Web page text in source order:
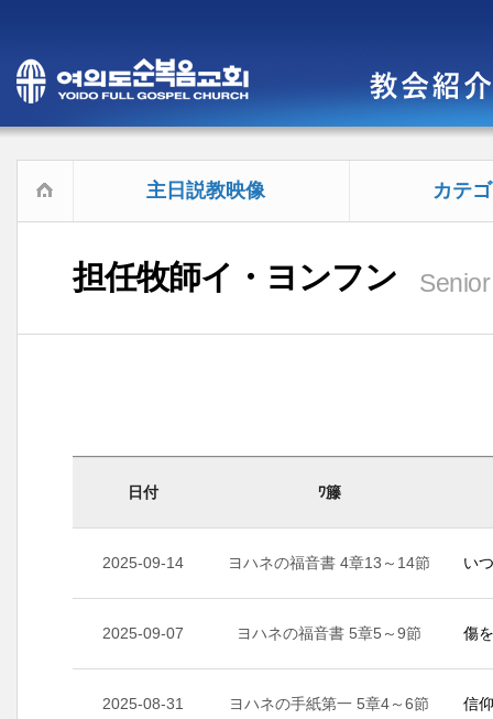
主日説教映像 カテ
担任牧師イ・ヨンフン
日付 ﾜ籐
2025-09-14 ヨハネの福音書 4章13～14節 い
2025-09-07 ヨハネの福音書 5章5～9節 傷
2025-08-31 ヨハネの手紙第一 5章4～6節 信